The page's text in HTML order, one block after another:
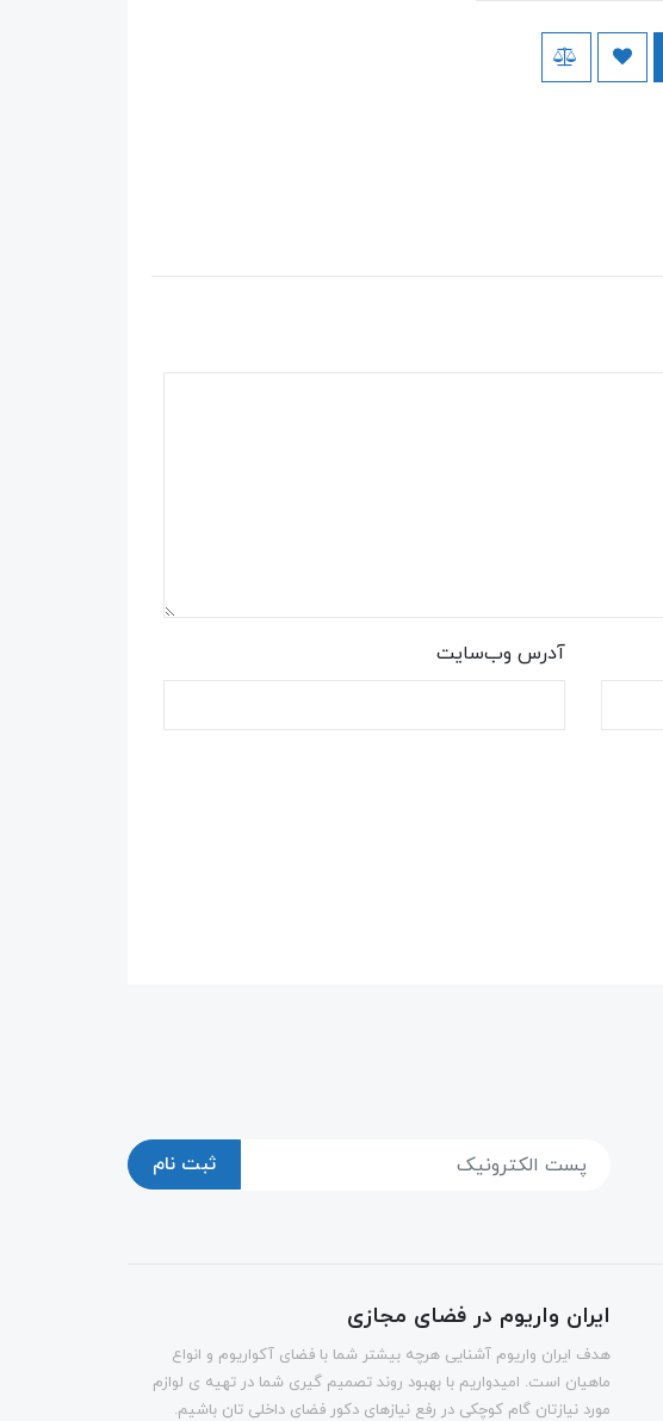
آدرس وب‌سایت
ثبت نام
ایران واریوم در فضای مجازی
هدف ایران واریوم آشنایی هرچه بیشتر شما با فضای آکواریوم و انواع
ماهیان است. امیدواریم با بهبود روند تصمیم گیری شما در تهیه ی لوازم
مورد نیازتان گام کوچکی در رفع نیازهای دکور فضای داخلی تان باشیم.